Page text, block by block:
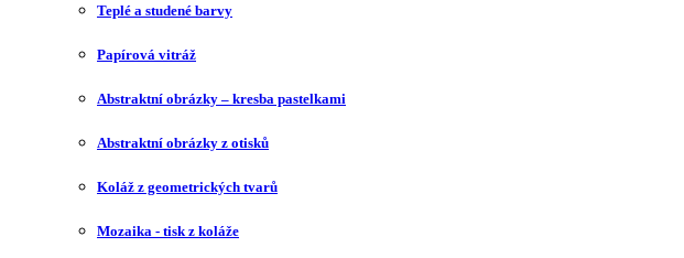
Teplé a studené barvy
Papírová vitráž
Abstraktní obrázky – kresba pastelkami
Abstraktní obrázky z otisků
Koláž z geometrických tvarů
Mozaika - tisk z koláže